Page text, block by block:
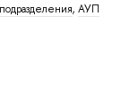
, АУП